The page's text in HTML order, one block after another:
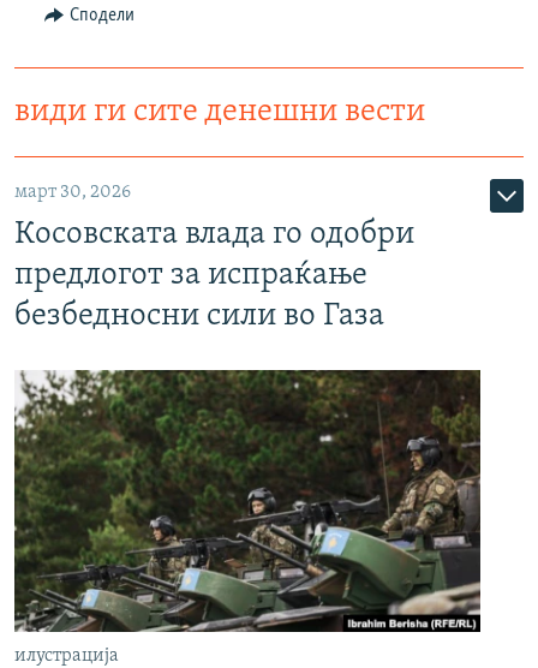
Сподели
види ги сите денешни вести
март 30, 2026
Косовската влада го одобри
предлогот за испраќање
безбедносни сили во Газа
илустрација